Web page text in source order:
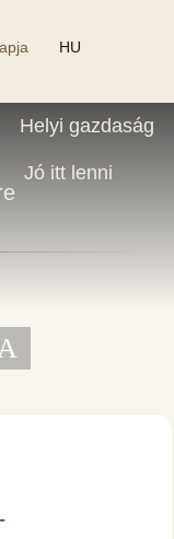
HU
Helyi gazdaság
Jó itt lenni